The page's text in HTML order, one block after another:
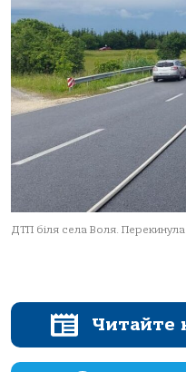
ДТП біля села Воля.
Читайте